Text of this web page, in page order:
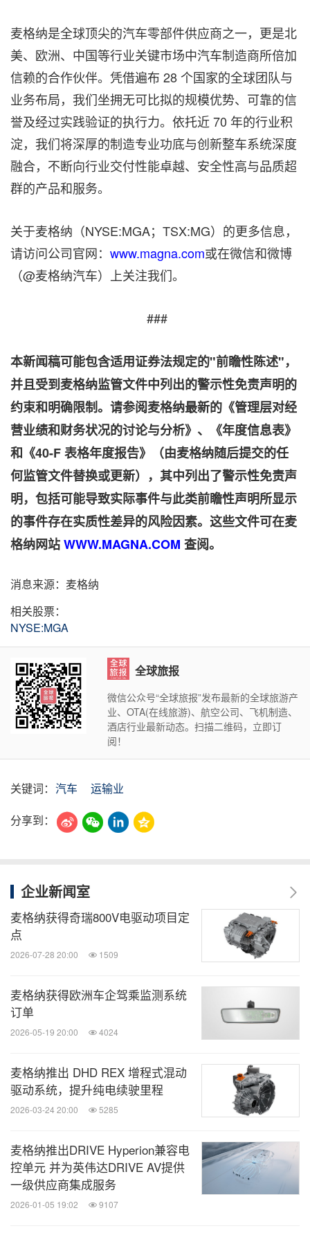
麦格纳是全球顶尖的汽车零部件供应商之一，更是北
美、欧洲、中国等行业关键市场中汽车制造商所倍加
信赖的合作伙伴。凭借遍布 28 个国家的全球团队与
业务布局，我们坐拥无可比拟的规模优势、可靠的信
誉及经过实践验证的执行力。依托近 70 年的行业积
淀，我们将深厚的制造专业功底与创新整车系统深度
融合，不断向行业交付性能卓越、安全性高与品质超
群的产品和服务。
关于麦格纳（NYSE:MGA；TSX:MG）的更多信息，
请访问公司官网： www.magna.com或在微信和微博
（@麦格纳汽车）上关注我们。
###
本新闻稿可能包含适用证券法规定的"前瞻性陈述"，
并且受到麦格纳监管文件中列出的警示性免责声明的
约束和明确限制。请参阅麦格纳最新的《管理层对经
营业绩和财务状况的讨论与分析》、《年度信息表》
和《40-F表格年度报告》（由麦格纳随后提交的任
何监管文件替换或更新），其中列出了警示性免责声
明，包括可能导致实际事件与此类前瞻性声明所显示
的事件存在实质性差异的风险因素。这些文件可在麦
格纳网站WWW.MAGNA.COM 查阅。
消息来源：麦格纳
相关股票：
NYSE:MGA
全球旅报
微信公众号“全球旅报”发布最新的全球旅游产
业、OTA(在线旅游)、航空公司、飞机制造、
酒店行业最新动态。扫描二维码，立即订
阅！
关键词： 汽车
运输业
分享到：
企业新闻室
麦格纳获得奇瑞800V电驱动项目定
点
2026-07-28 20:00 1509
麦格纳获得欧洲车企驾乘监测系统
订单
2026-05-19 20:00 4024
麦格纳推出 DHD REX 增程式混动
驱动系统，提升纯电续驶里程
2026-03-24 20:00 5285
麦格纳推出DRIVE Hyperion兼容电
控单元 并为英伟达DRIVE AV提供
一级供应商集成服务
2026-01-05 19:02 9107